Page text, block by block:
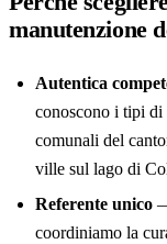
manutenzione
Autentica
conoscono i tipi
comunali del
ville sul lago di
Referente unico
coordiniamo la